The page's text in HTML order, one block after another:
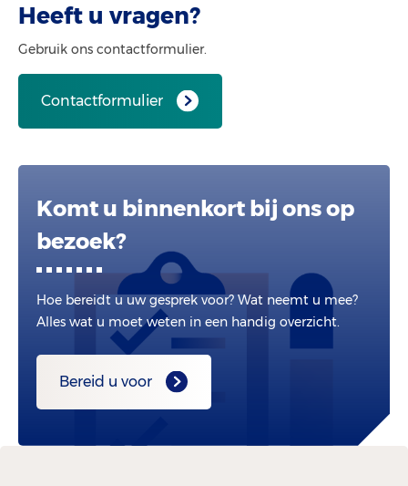
Heeft u vragen?
Gebruik ons contactformulier.
Contactformulier
Komt u binnenkort bij ons op
bezoek?
Hoe bereidt u uw gesprek voor? Wat neemt u mee?
Alles wat u moet weten in een handig overzicht.
Bereid u voor